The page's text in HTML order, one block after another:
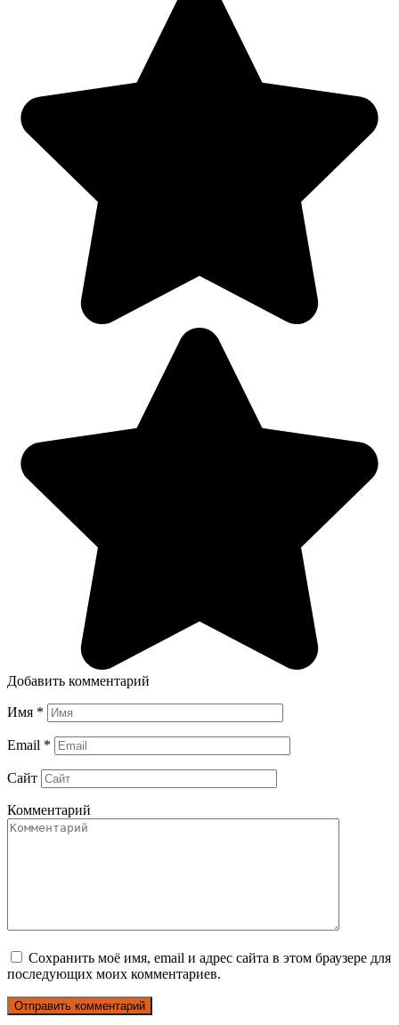
Добавить комментарий
Имя *
Email *
Сайт
Комментарий
Сохранить моё имя, email и адрес сайта в этом браузере для
последующих моих комментариев.